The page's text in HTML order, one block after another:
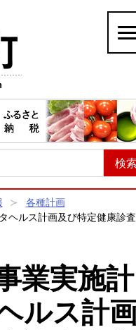
各種計画
ヘルス計画及び特定健康診査
業実施計
ルス計